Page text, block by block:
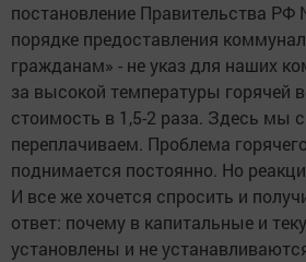
постановление Правительства РФ
порядке предоставления
гражданам» - не указ для наших
за высокой температуры горячей
стоимость в 1,5-2 раза. Здесь мы
переплачиваем. Проблема
поднимается постоянно. Но
И все же хочется спросить и
ответ: почему в капитальные и
установлены и не